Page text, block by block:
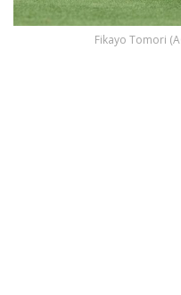
Fikayo Tomori